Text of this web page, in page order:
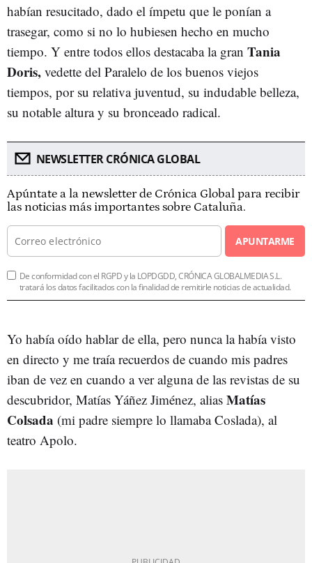
habían resucitado, dado el ímpetu que le ponían a
trasegar, como si no lo hubiesen hecho en mucho
tiempo. Y entre todos ellos destacaba la gran Tania
Doris, vedette del Paralelo de los buenos viejos
tiempos, por su relativa juventud, su indudable belleza,
su notable altura y su bronceado radical.
NEWSLETTER CRÓNICA GLOBAL
Apúntate a la newsletter de Crónica Global para recibir
las noticias más importantes sobre Cataluña.
APUNTARME
De conformidad con el RGPD y la LOPDGDD, CRÓNICA GLOBALMEDIA S.L.
tratará los datos facilitados con la finalidad de remitirle noticias de actualidad.
Yo había oído hablar de ella, pero nunca la había visto
en directo y me traía recuerdos de cuando mis padres
iban de vez en cuando a ver alguna de las revistas de su
descubridor, Matías Yáñez Jiménez, alias Matías
Colsada (mi padre siempre lo llamaba Coslada), al
teatro Apolo.